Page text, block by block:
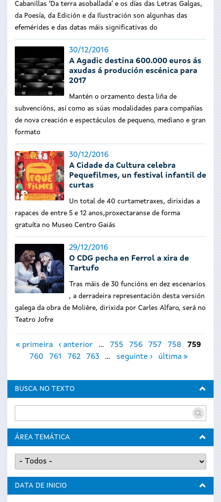
Cabanillas ‘Da terra asoballada’ e os días das Letras Galgas,
da Poesía, da Edición e da Ilustración son algunhas das
efemérides e das datas máis significativas do
30/12/2016
A Agadic destina 600.000 euros ás
axudas á produción escénica para
2017
Mantén o orzamento desta liña de
subvencións, así como as súas modalidades para compañías
de nova creación e espectáculos de pequeno, mediano e gran
formato
30/12/2016
A Cidade da Cultura celebra
Pequefilmes, un festival infantil de
curtas
Un total de 40 curtametraxes, dirixidas a
rapaces de entre 5 e 12 anos,proxectaranse de forma
gratuíta no Museo Centro Gaiás
29/12/2016
O CDG pecha en Ferrol a xira de
Tartufo
Tras máis de 30 funcións en dez escenarios​
, a derradeira representación desta versión
galega da obra de Molière, dirixida por Carles Alfaro, será no
Teatro Jofre
Páxinas
« primeira ‹ anterior … 755 756 757 758
759
760
761 762 763 … seguinte › última »
BUSCA NO TEXTO
ÁREA TEMÁTICA
DATA DE INICIO